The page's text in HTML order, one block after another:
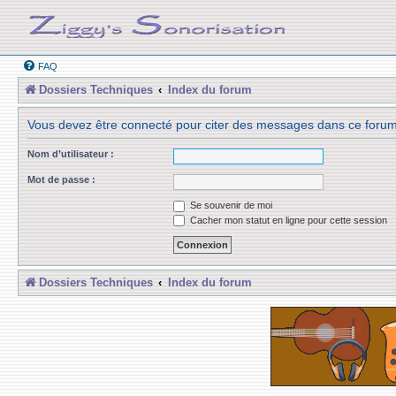
FAQ
Dossiers Techniques Index du forum
Vous devez être connecté pour citer des messages dans ce
Nom d’utilisateur :
Mot de passe :
Se souvenir de moi
Cacher mon statut en ligne pour cette session
Dossiers Techniques Index du forum